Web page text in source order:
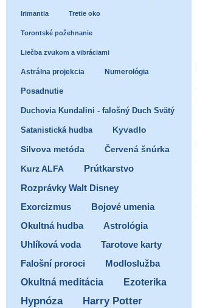
Irimantia Tretie oko
Torontské požehnanie
Liečba zvukom a vibráciami
Astrálna projekcia Numerológia
Posadnutie
Duchovia Kundalini - falošný Duch Svätý
Satanistická hudba Kyvadlo
Silvova metóda Červená šnúrka
Kurz ALFA
Prútkarstvo
Rozprávky Walt Disney
Exorcizmus
Bojové umenia
Okultná hudba
Astrológia
Uhlíková voda
Tarotove karty
Falošní proroci
Modloslužba
Okultná meditácia
Ezoterika
Hypnóza
Harry Potter